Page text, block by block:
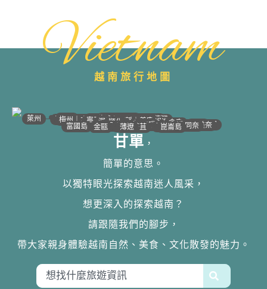
Vietnam
越南旅行地圖
• 河江｜高平
沙壩 •
萊州 • 宣光 •
安沛｜木江界 •
• 太原
梅州｜木州•• 北江｜北寧
• 下龍灣
• 河內
•海防｜海洋
• 南定｜清化
寧平 ••河靜｜義安
洞海 •
順化 •• 峴港
• 會安
• 歸仁
邦美蜀 •
大叻 ••芽莊｜潘郎
•潘切｜美奈
平陽 •
西寧 •
胡志明 •
美萩 •
富國島 •迪石 •
金甌 • • 同奈
• 頭頓
• 芹苴 •崑崙島
• 薄遼
甘單 ，
簡單的意思。
以獨特眼光探索越南迷人風采，
想更深入的探索越南？
請跟隨我們的腳步，
帶大家親身體驗越南自然、美食、文化散發的魅力。